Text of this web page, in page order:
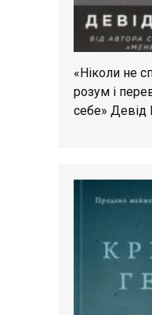
«Ніколи не
розум і
себе» Девід